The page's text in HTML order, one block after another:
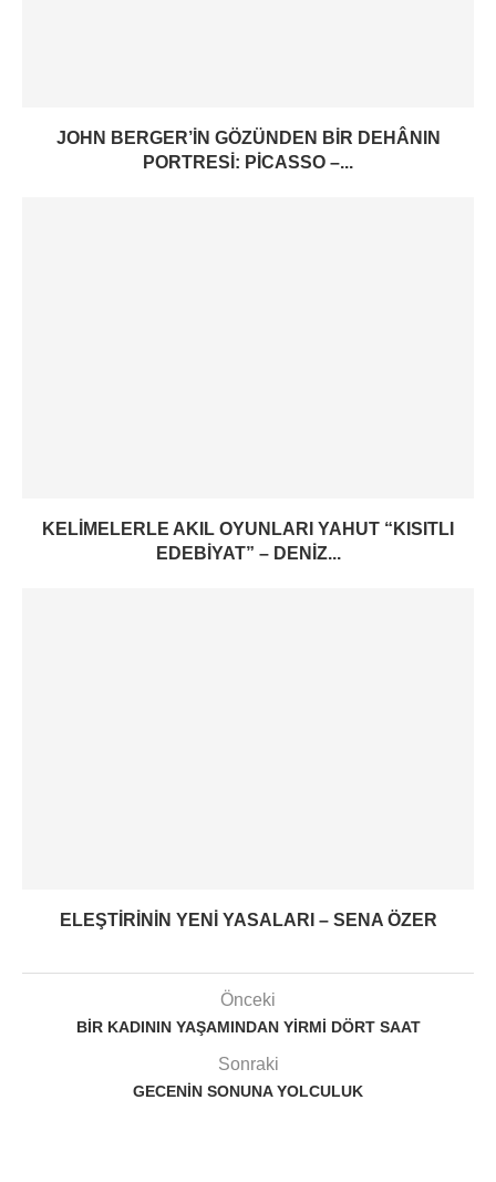
JOHN BERGER’IN GÖZÜNDEN BIR DEHÂNIN
PORTRESI: PICASSO –...
KELIMELERLE AKIL OYUNLARI YAHUT “KISITLI
EDEBIYAT” – DENIZ...
ELEŞTIRININ YENI YASALARI – SENA ÖZER
Önceki
BIR KADININ YAŞAMINDAN YIRMI DÖRT SAAT
Sonraki
GECENIN SONUNA YOLCULUK